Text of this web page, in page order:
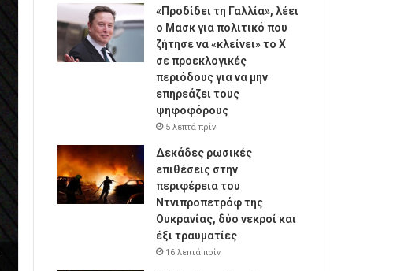
«Προδίδει τη Γαλλία», λέει
ο Μασκ για πολιτικό που
ζήτησε να «κλείνει» το X
σε προεκλογικές
περιόδους για να μην
επηρεάζει τους
ψηφοφόρους
5 λεπτά πρίν
Δεκάδες ρωσικές
επιθέσεις στην
περιφέρεια του
Ντνιπροπετρόφ της
Ουκρανίας, δύο νεκροί και
έξι τραυματίες
16 λεπτά πρίν